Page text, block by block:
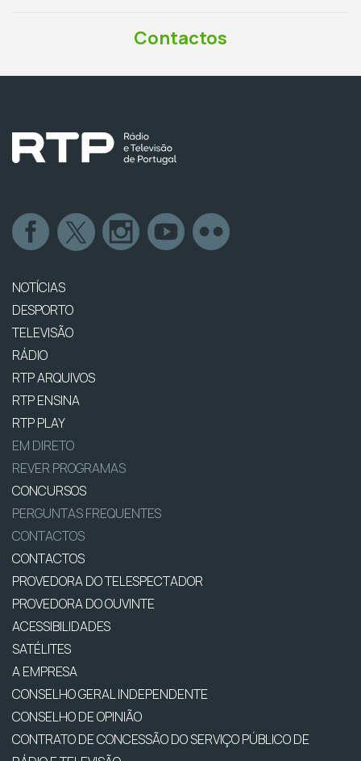
Contactos
NOTÍCIAS
DESPORTO
TELEVISÃO
RÁDIO
RTP ARQUIVOS
RTP ENSINA
RTP PLAY
EM DIRETO
REVER PROGRAMAS
CONCURSOS
PERGUNTAS FREQUENTES
CONTACTOS
CONTACTOS
PROVEDORA DO TELESPECTADOR
PROVEDORA DO OUVINTE
ACESSIBILIDADES
SATÉLITES
A EMPRESA
CONSELHO GERAL INDEPENDENTE
CONSELHO DE OPINIÃO
CONTRATO DE CONCESSÃO DO SERVIÇO PÚBLICO DE